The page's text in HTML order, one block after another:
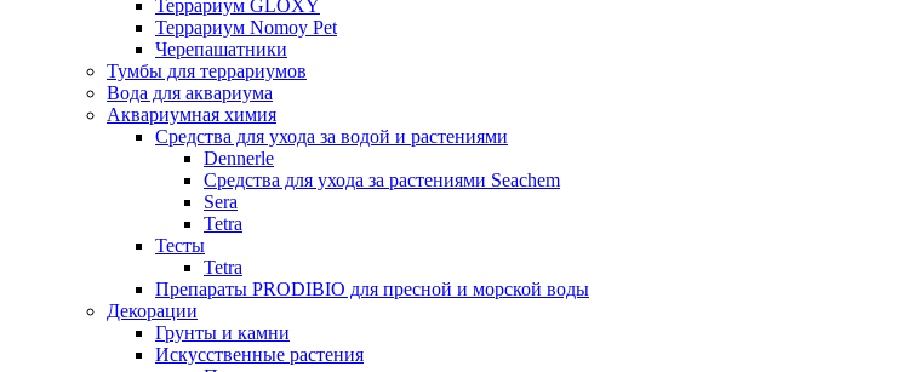
Террариум GLOXY
Террариум Nomoy Pet
Черепашатники
Тумбы для террариумов
Вода для аквариума
Аквариумная химия
Средства для ухода за водой и растениями
Dennerle
Средства для ухода за растениями Seachem
Sera
Tetra
Тесты
Tetra
Препараты PRODIBIO для пресной и морской воды
Декорации
Грунты и камни
Искусственные растения